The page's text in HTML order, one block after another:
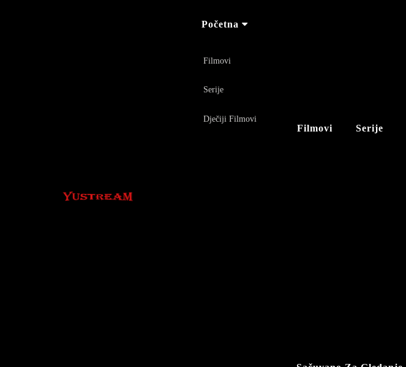
Početna
Filmovi
Serije
Dječiji Filmovi
Filmovi Serije